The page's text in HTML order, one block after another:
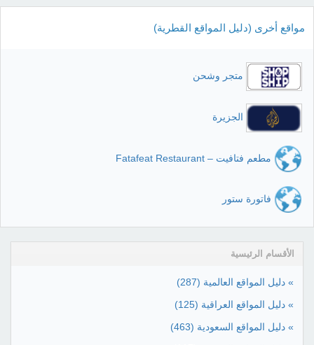
مواقع أخرى (دليل المواقع القطرية)
متجر وشحن
الجزيرة
مطعم فتافيت – Fatafeat Restaurant
فاتورة ستور
الأقسام الرئيسية
» دليل المواقع العالمية (287)
» دليل المواقع العراقية (125)
» دليل المواقع السعودية (463)